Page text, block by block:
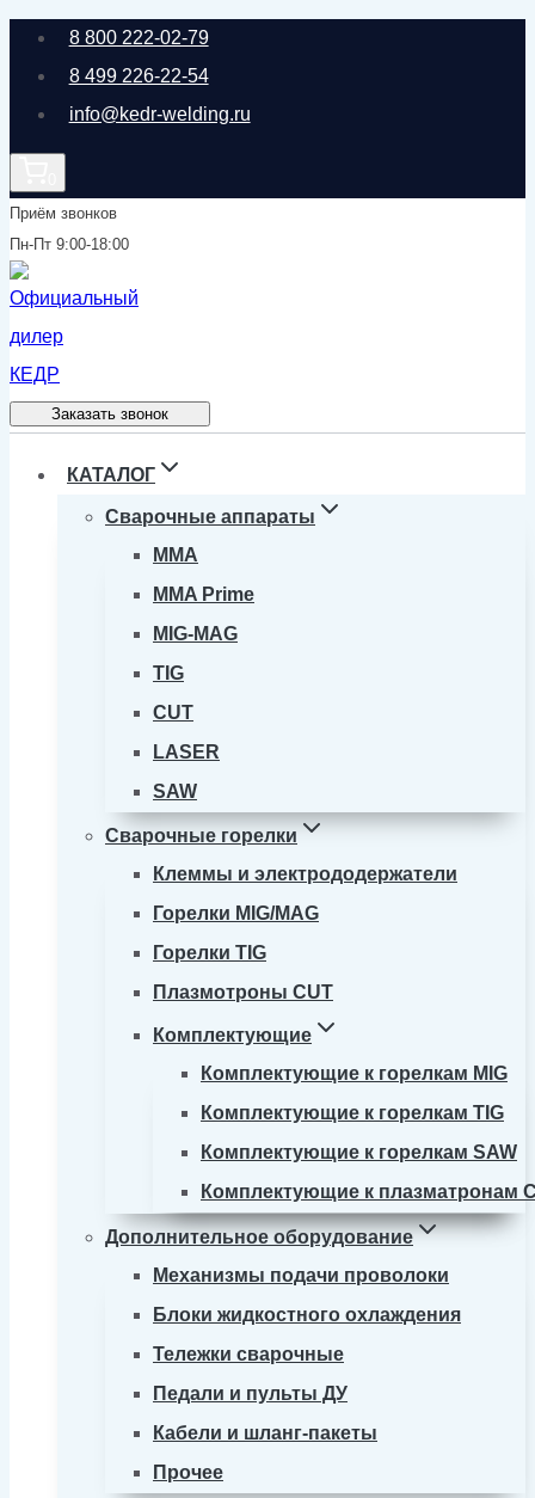
Перейти
содержимому
8 800 222-02-79
8 499 226-22-54
info@kedr-welding.ru
Приём звонков
Пн-Пт 9:00-18:00
Заказать звонок
КАТАЛОГ
Сварочные аппараты
MMA
MMA Prime
MIG-MAG
TIG
CUT
LASER
SAW
Сварочные горелки
Клеммы и электрододержатели
Горелки MIG/MAG
Горелки TIG
Плазмотроны CUT
Комплектующие
Комплектующие к горелкам MIG
Комплектующие к горелкам TIG
Комплектующие к горелкам SAW
Комплектующие к плазматронам
Дополнительное оборудование
Механизмы подачи проволоки
Блоки жидкостного охлаждения
Тележки сварочные
Педали и пульты ДУ
Кабели и шланг-пакеты
Прочее